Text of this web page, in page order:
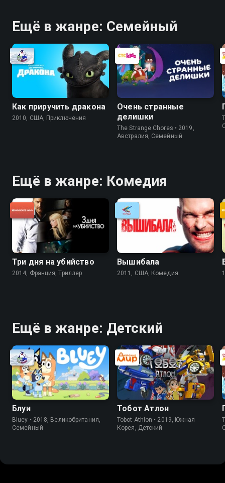
Ещё в жанре: Cемейный
Как приручить дракона
2010, США, Приключения
Очень странные
делишки
The Strange Chores • 2019,
Австралия, Cемейный
Ещё в жанре: Комедия
Три дня на убийство
2014, Франция, Триллер
Вышибала
2011, США, Комедия
Ещё в жанре: Детский
Блуи
Bluey • 2018, Великобритания,
Cемейный
Тобот Атлон
Tobot Athlon • 2019, Южная
Корея, Детский